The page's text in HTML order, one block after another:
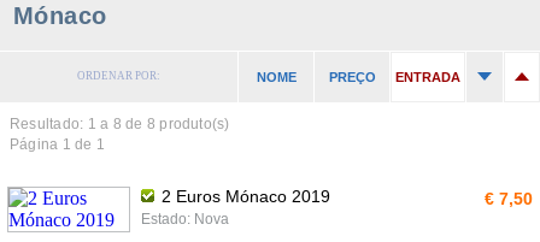
Mónaco
ORDENAR POR: NOME PREÇO ENTRADA
Resultado: 1 a 8 de 8 produto(s)
Página 1 de 1
2 Euros Mónaco 2019
Estado: Nova
€ 7,50